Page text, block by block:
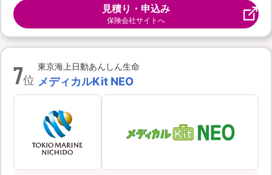
見積り・申込み
保険会社サイトへ
7位
東京海上日動あんしん生命
メディカルKit NEO